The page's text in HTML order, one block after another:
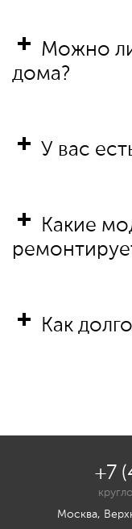
Можно
дома?
У вас
Какие
Как
+7
Москва,